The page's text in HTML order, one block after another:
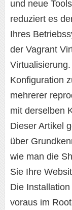
und neue
reduziert es
Ihres
der Vagrant
Konfiguration
mehrerer
mit derselben
Dieser Artikel
über
wie man die
Sie Ihre
Die
voraus im